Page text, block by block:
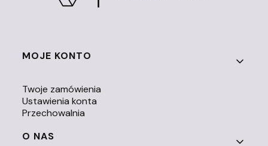
Linki w stopce
MOJE KONTO
Twoje zamówienia
Ustawienia konta
Przechowalnia
O NAS